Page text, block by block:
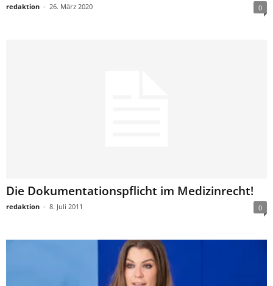
redaktion - 26. März 2020 0
Die Dokumentationspflicht im Medizinrecht!
redaktion - 8. Juli 2011 0